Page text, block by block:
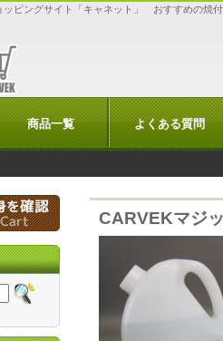
ッピングサイト「キャネット」 おすすめの焼
商品一覧 よくある質問
CARVEKマジ